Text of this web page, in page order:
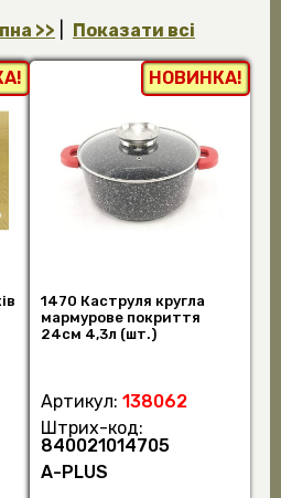
>> Показати всі
НОВИНКА!
1470 Каструля кругла
мармурове покриття
24см 4,3л (шт.)
Артикул: 138062
Штрих-код:
840021014705
А-PLUS